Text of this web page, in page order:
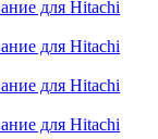
для Hitachi
для Hitachi
для Hitachi
для Hitachi